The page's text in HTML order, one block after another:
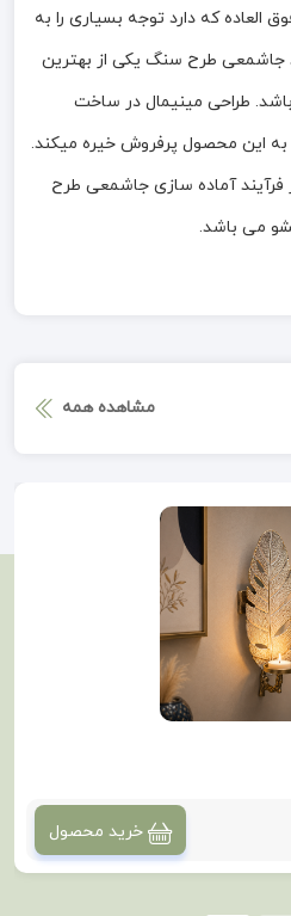
که دارد توجه بسیاری را به
طرح سنگ یکی از بهترین
طراحی مینیمال در ساخت
این محصول پرفروش خیره میکند.
فرآیند آماده سازی جاشمعی طرح
می باشد.
مشاهده همه
خرید محصول